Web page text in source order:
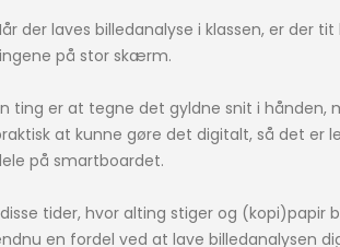
der laves billedanalyse i klassen, er der
på stor skærm.
ting er at tegne det gyldne snit i hånden,
at kunne gøre det digitalt, så det er
på smartboardet.
tider, hvor alting stiger og (kopi)papir
en fordel ved at lave billedanalysen